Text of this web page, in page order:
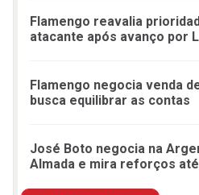
Flamengo reavalia
atacante após avanço por
Flamengo negocia venda
busca equilibrar as contas
José Boto negocia na
Almada e mira reforços